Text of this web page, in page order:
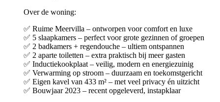
Over de woning:
✅ Ruime Meervilla – ontworpen voor comfort en luxe
✅ 5 slaapkamers – perfect voor grote gezinnen of groepen
✅ 2 badkamers + regendouche – ultiem ontspannen
✅ 2 aparte toiletten – extra praktisch bij meer gasten
✅ Inductiekookplaat – veilig, modern en energiezuinig
✅ Verwarming op stroom – duurzaam en toekomstgericht
✅ Eigen kavel van 433 m² – met veel privacy én uitzicht
✅ Bouwjaar 2023 – recent opgeleverd, instapklaar